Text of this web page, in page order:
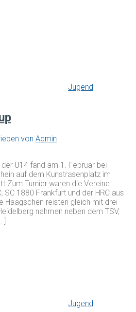
Jugend
von Admin
der U14 fand am 1. Februar bei
auf dem Kunstrasenplatz im
Turnier waren die Vereine
SC 1880 Frankfurt und der HRC aus
Haagschen reisten gleich mit drei
nahmen neben dem TSV,
Jugend